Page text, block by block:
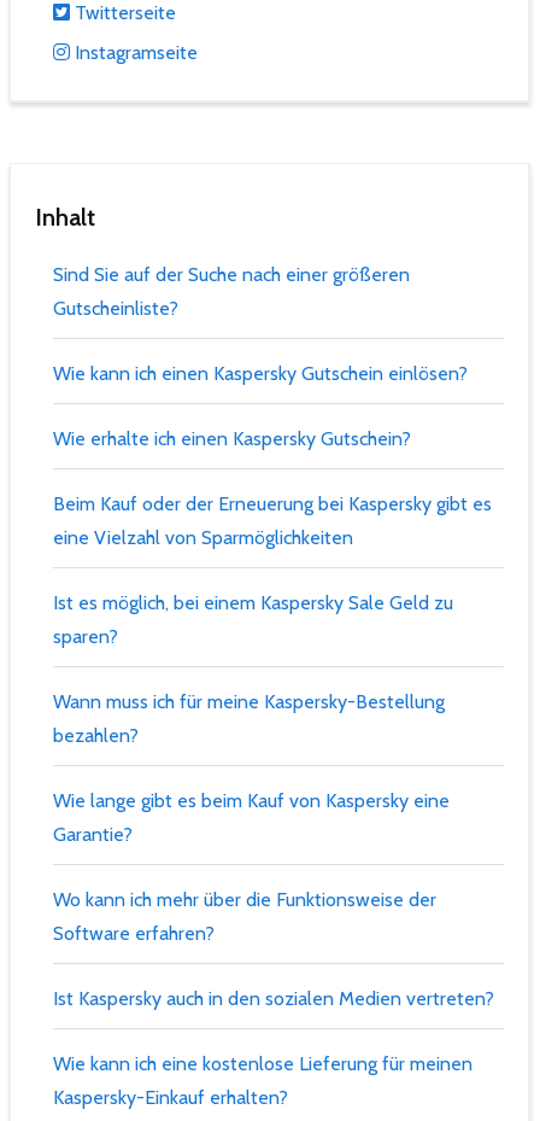
Twitterseite
Instagramseite
Inhalt
Sind Sie auf der Suche nach einer größeren
Gutscheinliste?
Wie kann ich einen Kaspersky Gutschein einlösen?
Wie erhalte ich einen Kaspersky Gutschein?
Beim Kauf oder der Erneuerung bei Kaspersky gibt es
eine Vielzahl von Sparmöglichkeiten
Ist es möglich, bei einem Kaspersky Sale Geld zu
sparen?
Wann muss ich für meine Kaspersky-Bestellung
bezahlen?
Wie lange gibt es beim Kauf von Kaspersky eine
Garantie?
Wo kann ich mehr über die Funktionsweise der
Software erfahren?
Ist Kaspersky auch in den sozialen Medien vertreten?
Wie kann ich eine kostenlose Lieferung für meinen
Kaspersky-Einkauf erhalten?